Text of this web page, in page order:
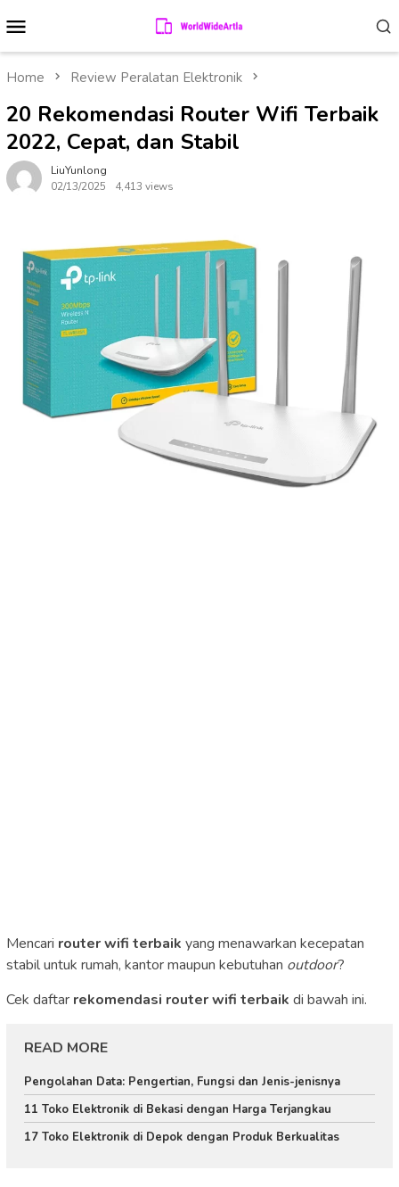
to
contentMenu
Home Review Peralatan Elektronik
20 Rekomendasi Router Wifi Terbaik
2022, Cepat, dan Stabil
LiuYunlong
02/13/2025
4,413 views
Mencari router wifi terbaik yang menawarkan kecepatan
stabil untuk rumah, kantor maupun kebutuhan outdoor?
Cek daftar rekomendasi router wifi terbaik di bawah ini.
READ MORE
Pengolahan Data: Pengertian, Fungsi dan Jenis-jenisnya
11 Toko Elektronik di Bekasi dengan Harga Terjangkau
17 Toko Elektronik di Depok dengan Produk Berkualitas